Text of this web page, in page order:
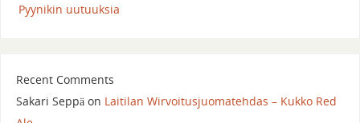
Pyynikin uutuuksia
Recent Comments
Sakari Seppäon Laitilan Wirvoitusjuomatehdas – Kukko Red